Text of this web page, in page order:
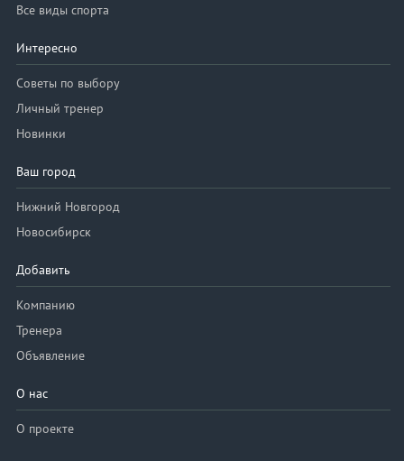
Все виды спорта
Интересно
Советы по выбору
Личный тренер
Новинки
Ваш город
Нижний Новгород
Новосибирск
Добавить
Компанию
Тренера
Объявление
О нас
О проекте